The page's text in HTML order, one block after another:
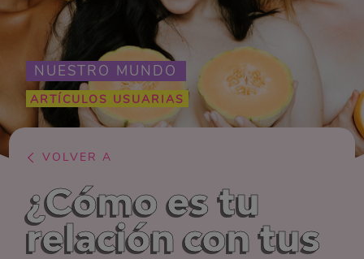
NUESTRO MUNDO
ARTÍCULOS USUARIAS
VOLVER A
¿Cómo es tu
relación con tus